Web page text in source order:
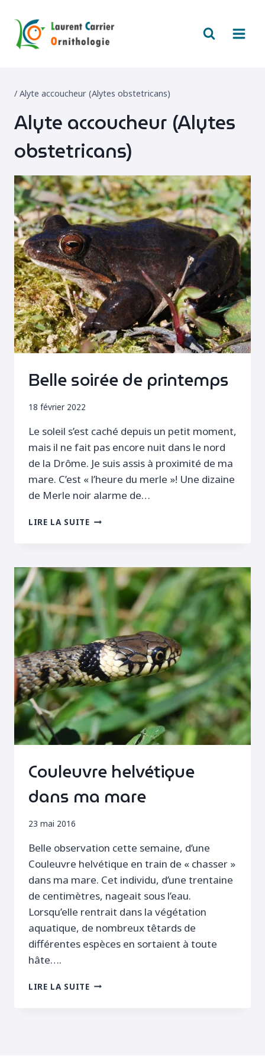
contenu
/ Alyte accoucheur (Alytes obstetricans)
Alyte accoucheur (Alytes
obstetricans)
Belle soirée de printemps
18 février 2022
Le soleil s’est caché depuis un petit moment,
mais il ne fait pas encore nuit dans le nord
de la Drôme. Je suis assis à proximité de ma
mare. C’est « l’heure du merle »! Une dizaine
de Merle noir alarme de…
LIRE LA SUITEBELLE
Couleuvre helvétique
dans ma mare
23 mai 2016
Belle observation cette semaine, d’une
Couleuvre helvétique en train de « chasser »
dans ma mare. Cet individu, d’une trentaine
de centimètres, nageait sous l’eau.
Lorsqu’elle rentrait dans la végétation
aquatique, de nombreux têtards de
différentes espèces en sortaient à toute
hâte….
LIRE LA SUITECOULEUVRE